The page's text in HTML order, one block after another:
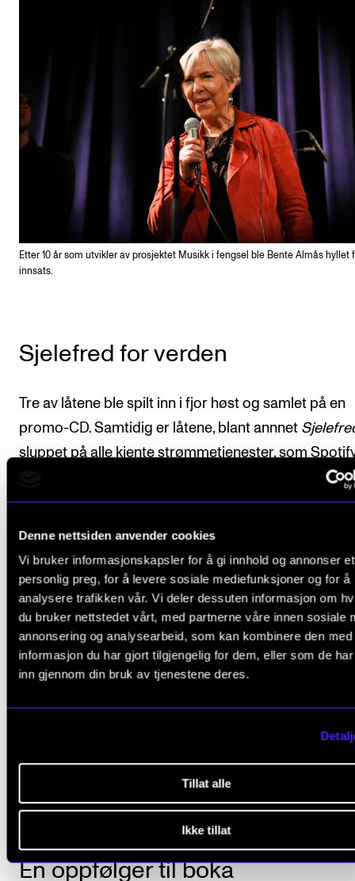
Denne nettsiden anvender cookies
Vi bruker informasjonskapsler for å gi innhold og annonser et
personlig preg, for å levere sosiale mediefunksjoner og for å
analysere trafikken vår. Vi deler dessuten informasjon om
du bruker nettstedet vårt, med partnerne våre innen sosiale
annonsering og analysearbeid, som kan kombinere den med
informasjon du har gjort tilgjengelig for dem, eller som de
inn gjennom din bruk av tjenestene deres.
Tillat alle
Ikke tillat
Etter 10 år som utvikler av prosjektet Musikk i fengsel ble Bente Almås hyllet
innsats.
Sjelefred for verden
Tre av låtene ble spilt inn i fjor høst og samlet på en
promo-CD. Samtidig er låtene, blant annnet
sluppet på alle kjente strømmetjenester, som
Foto: Karina Krokaa
En oppfølger til boka